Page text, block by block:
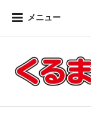
メニュー